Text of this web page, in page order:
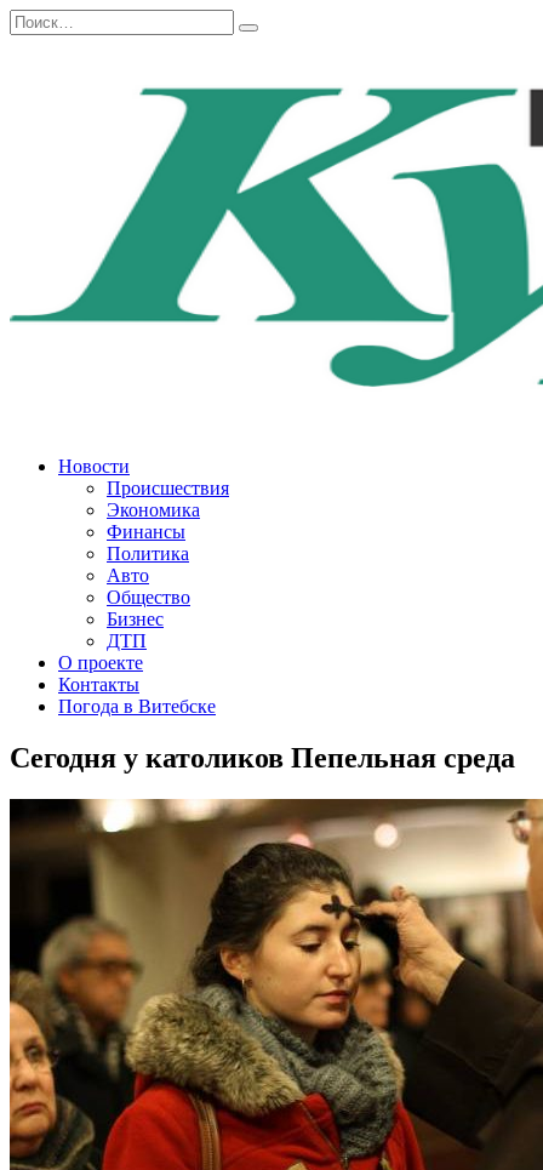
Перейти
к
Search
for:
Новости
Происшествия
Экономика
Финансы
Политика
Авто
Общество
Бизнес
ДТП
О проекте
Контакты
Погода в Витебске
Сегодня у католиков Пепельная среда